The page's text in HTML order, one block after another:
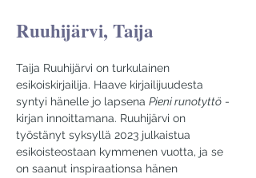
Ruuhijärvi, Taija
Taija Ruuhijärvi on turkulainen
esikoiskirjailija. Haave kirjailijuudesta
syntyi hänelle jo lapsena Pieni runotyttö -
kirjan innoittamana. Ruuhijärvi on
työstänyt syksyllä 2023 julkaistua
esikoisteostaan kymmenen vuotta, ja se
on saanut inspiraationsa hänen